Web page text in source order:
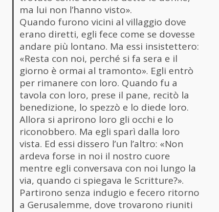
ma lui non l’hanno visto».
Quando furono vicini al villaggio dove
erano diretti, egli fece come se dovesse
andare più lontano. Ma essi insistettero:
«Resta con noi, perché si fa sera e il
giorno è ormai al tramonto». Egli entrò
per rimanere con loro. Quando fu a
tavola con loro, prese il pane, recitò la
benedizione, lo spezzò e lo diede loro.
Allora si aprirono loro gli occhi e lo
riconobbero. Ma egli sparì dalla loro
vista. Ed essi dissero l’un l’altro: «Non
ardeva forse in noi il nostro cuore
mentre egli conversava con noi lungo la
via, quando ci spiegava le Scritture?».
Partirono senza indugio e fecero ritorno
a Gerusalemme, dove trovarono riuniti